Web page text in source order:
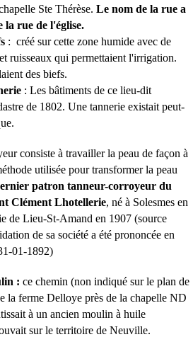
Ste Thérèse.Le nom de la rue a
rue de l'église.
: créé sur cette zone humide avec de
ruisseaux qui permettaient l'irrigation.
des biefs.
: Les bâtiments de ce lieu-dit
de 1802. Une tannerie existait peut-
consiste à travailler la peau de façon à
utilisée pour transformer la peau
patron tanneur-corroyeur du
Clément Lhotellerie, né à Solesmes en
de Lieu-St-Amand en 1907 (source
de sa société a été prononcée en
01-1892)
:ce chemin (non indiqué sur le plan de
la ferme Delloye près de la chapelle ND
à un ancien moulin à huile
sur le territoire de Neuville.